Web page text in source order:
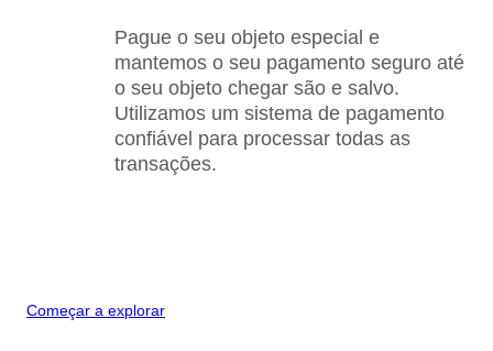
Pague o seu objeto especial e
mantemos o seu pagamento seguro até
o seu objeto chegar são e salvo.
Utilizamos um sistema de pagamento
confiável para processar todas as
transações.
Começar a explorar